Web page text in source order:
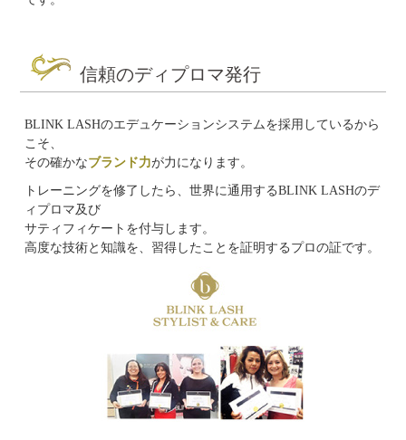
信頼のディプロマ発行
BLINK LASHのエデュケーションシステムを採用しているから
こそ、
その確かなブランド力が力になります。
トレーニングを修了したら、世界に通用するBLINK LASHのデ
ィプロマ及び
サティフィケートを付与します。
高度な技術と知識を、習得したことを証明するプロの証です。